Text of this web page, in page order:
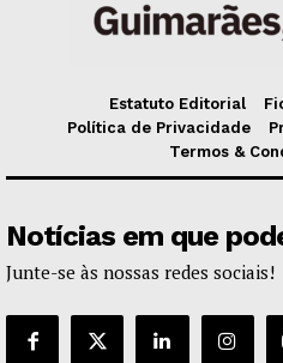
Estatuto Editorial
Política de Privacidade
Termos &
Notícias em que
Junte-se às nossas redes sociais!